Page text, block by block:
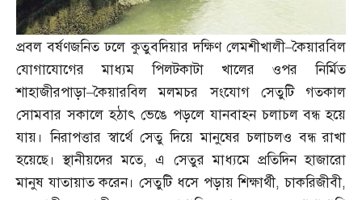
প্রবল বর্ষণজনিত ঢলে কুতুবদিয়ার দক্ষিণ লেমশীখালী–কৈয়ারবিল
যোগাযোগের মাধ্যম পিলটকাটা খালের ওপর নির্মিত
শাহাজীরপাড়া–কৈয়ারবিল মলমচর সংযোগ সেতুটি গতকাল
সোমবার সকালে হঠাৎ ভেঙে পড়লে যানবাহন চলাচল বন্ধ হয়ে
যায়। নিরাপত্তার স্বার্থে সেতু দিয়ে মানুষের চলাচলও বন্ধ রাখা
হয়েছে। স্থানীয়দের মতে,এ সেতুর মাধ্যমে প্রতিদিন হাজারো
মানুষ যাতায়াত করেন। সেতুটি ধসে পড়ায় শিক্ষার্থী,চাকরিজীবী,